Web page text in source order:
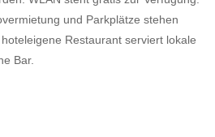
und Parkplätze stehen
Restaurant serviert lokale
Bar.